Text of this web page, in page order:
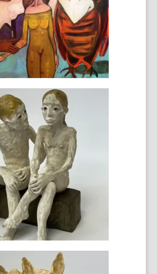
Couple de chats
50X30X30 cm
Famille de lapins